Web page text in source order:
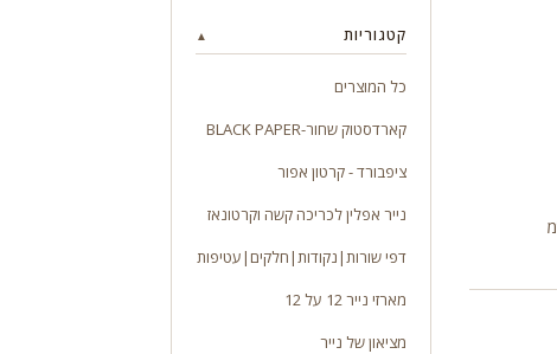
קטגוריות ▲
כל המוצרים
קארדסטוק שחור-BLACK PAPER
ציפבורד - קרטון אפור
נייר אפלין לכריכה קשה וקרטונאז
דפי שורות|נקודות|חלקים|עטיפות
מארזי נייר 12 על 12
מציאון של נייר